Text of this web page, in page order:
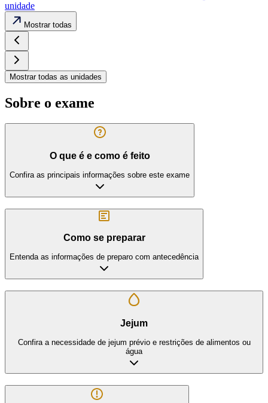
unidade
Mostrar todas
Mostrar todas as unidades
Sobre o exame
O que é e como é feito
Confira as principais informações sobre este exame
Como se preparar
Entenda as informações de preparo com antecedência
Jejum
Confira a necessidade de jejum prévio e restrições de alimentos ou
água